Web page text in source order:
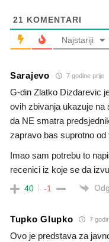
21 KOMENTARI
Najstariji
Sarajevo 7 godine prije
G-din Zlatko Dizdarevic
ovih zbivanja ukazuje na
da NE smatra
zapravo bas suprotno od
Imao sam potrebu to
recenici iz koje se da
40 -1
Tupko Glupko 7
Ovo je predstava za